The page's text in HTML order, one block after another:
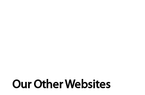
Our Other Websites